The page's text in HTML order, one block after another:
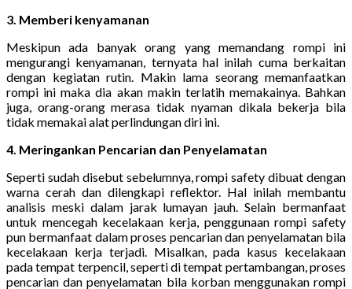
3. Memberi kenyamanan
Meskipun ada banyak orang yang memandang rompi ini
mengurangi kenyamanan, ternyata hal inilah cuma berkaitan
dengan kegiatan rutin. Makin lama seorang memanfaatkan
rompi ini maka dia akan makin terlatih memakainya. Bahkan
juga, orang-orang merasa tidak nyaman dikala bekerja bila
tidak memakai alat perlindungan diri ini.
4. Meringankan Pencarian dan Penyelamatan
Seperti sudah disebut sebelumnya, rompi safety dibuat dengan
warna cerah dan dilengkapi reflektor. Hal inilah membantu
analisis meski dalam jarak lumayan jauh. Selain bermanfaat
untuk mencegah kecelakaan kerja, penggunaan rompi safety
pun bermanfaat dalam proses pencarian dan penyelamatan bila
kecelakaan kerja terjadi. Misalkan, pada kasus kecelakaan
pada tempat terpencil, seperti di tempat pertambangan, proses
pencarian dan penyelamatan bila korban menggunakan rompi